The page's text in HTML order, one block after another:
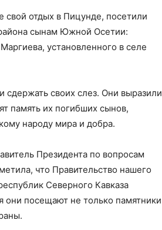
свой отдых в Пицунде, посетили
сынам Южной Осетии:
установленного в селе
своих слез. Они выразили
память их погибших сынов,
народу мира и добра.
Президента по вопросам
что Правительство нашего
Северного Кавказа
они посещают не только памятники